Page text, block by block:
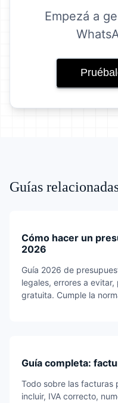
Empezá a
Guías
Cómo hacer un
2026
Guía 2026 de
legales, errores a
gratuita. Cumple la
Guía completa:
Todo sobre las facturas
incluir, IVA correcto,